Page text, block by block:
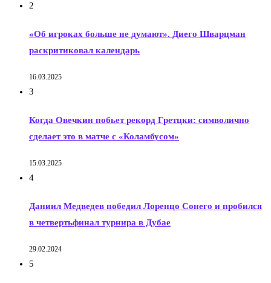
2
«Об игроках больше не думают». Диего Шварцман
раскритиковал календарь
16.03.2025
3
Когда Овечкин побьет рекорд Гретцки: символично
сделает это в матче с «Коламбусом»
15.03.2025
4
Даниил Медведев победил Лоренцо Сонего и пробился
в четвертьфинал турнира в Дубае
29.02.2024
5